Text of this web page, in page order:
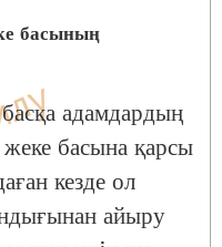
басының
адамдардың
басына қарсы
кезде ол
айыру